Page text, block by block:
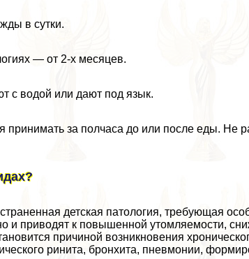
в сутки.
— от 2-х месяцев.
с водой или дают под язык.
принимать за полчаса до или после еды. Не
детская патология, требующая
и приводят к повышенной утомляемости,
причиной возникновения
ринита, бронхита, пневмонии,